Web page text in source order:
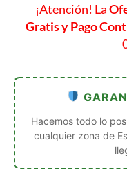
¡Atención! La
Gratis y Pago
Hacemos todo lo
cualquier zona de